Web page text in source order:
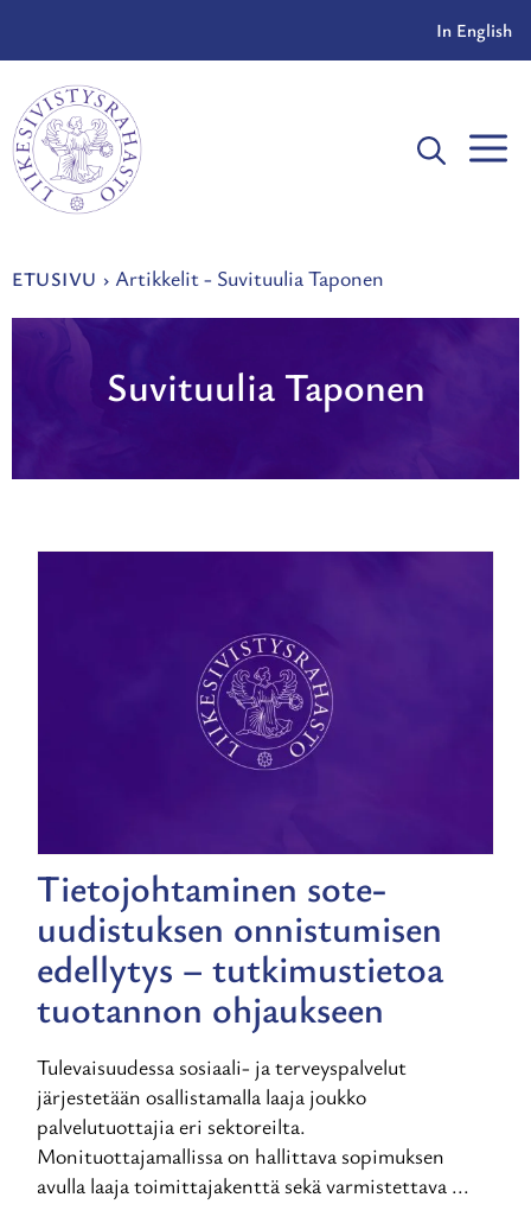
In English
ETUSIVU › Artikkelit - Suvituulia Taponen
Suvituulia Taponen
Tietojohtaminen sote-
uudistuksen onnistumisen
edellytys – tutkimustietoa
tuotannon ohjaukseen
Tulevaisuudessa sosiaali- ja terveyspalvelut
järjestetään osallistamalla laaja joukko
palvelutuottajia eri sektoreilta.
Monituottajamallissa on hallittava sopimuksen
avulla laaja toimittajakenttä sekä varmistettava ...